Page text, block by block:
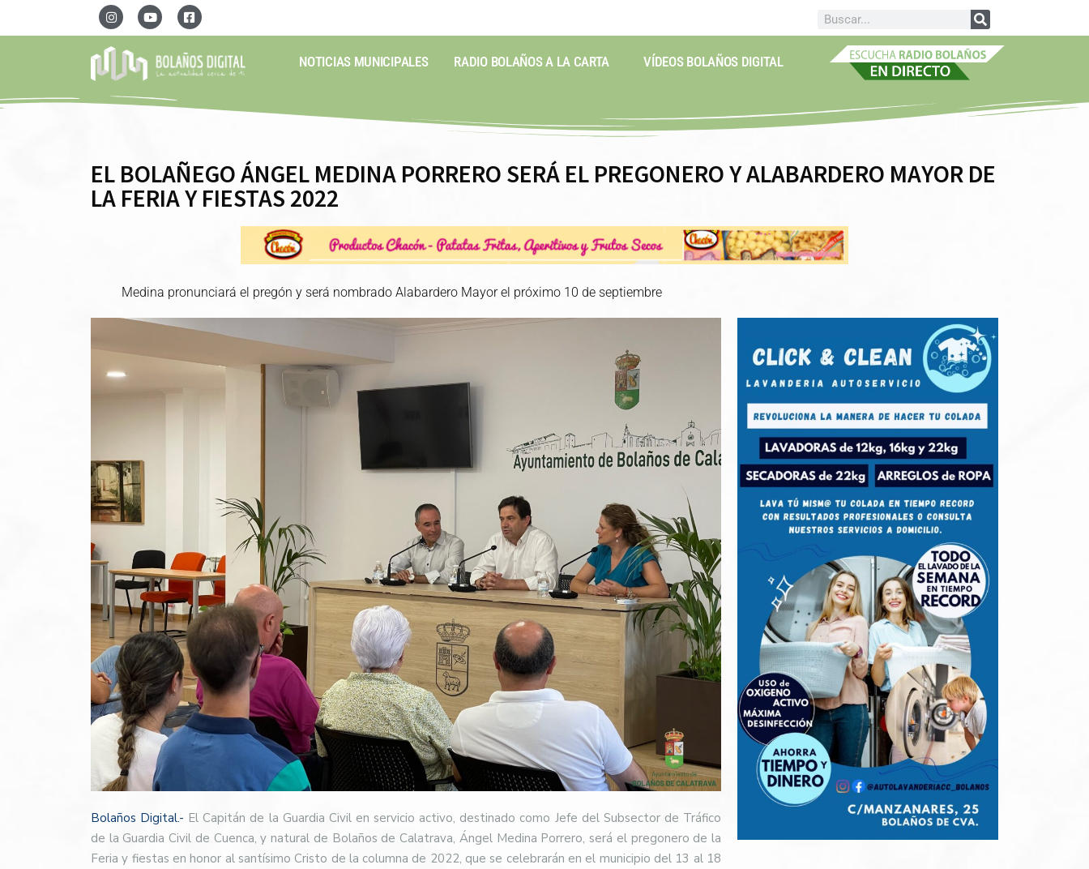
NOTICIAS MUNICIPALES RADIO BOLAÑOS A LA CARTA VÍDEOS BOLAÑOS DIGITAL
EL BOLAÑEGO ÁNGEL MEDINA PORRERO SERÁ EL PREGONERO Y ALABARDERO MAYOR DE
LA FERIA Y FIESTAS 2022
Medina pronunciará el pregón y será nombrado Alabardero Mayor el próximo 10 de septiembre
Bolaños Digital.- El Capitán de la Guardia Civil en servicio activo, destinado como Jefe del Subsector de Tráfico
de la Guardia Civil de Cuenca, y natural de Bolaños de Calatrava, Ángel Medina Porrero, será el pregonero de la
Feria y fiestas en honor al santísimo Cristo de la columna de 2022, que se celebrarán en el municipio del 13 al 18